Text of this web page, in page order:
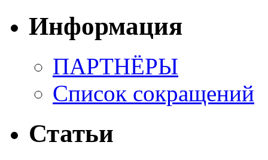
Информация
ПАРТНЁРЫ
Список сокращений
Статьи